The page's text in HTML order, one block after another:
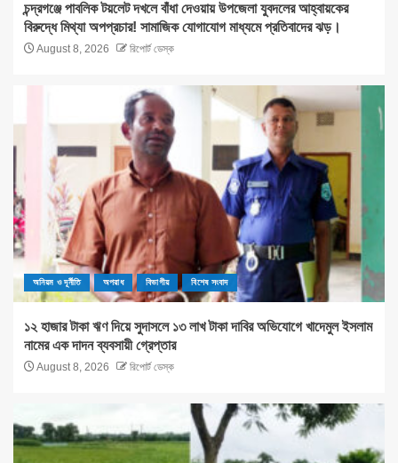
চন্দ্রগঞ্জে পাবলিক টয়লেট দখলে বাঁধা দেওয়ায় উপজেলা যুবদলের আহ্বায়কের
বিরুদ্ধে মিথ্যা অপপ্রচার! সামাজিক যোগাযোগ মাধ্যমে প্রতিবাদের ঝড়।
August 8, 2026 রিপোর্ট ডেস্ক
অনিয়ম ও দূর্নীতি অপরাধ বিভাগীয় বিশেষ সংবাদ
১২ হাজার টাকা ঋণ দিয়ে সুদাসলে ১৩ লাখ টাকা দাবির অভিযোগে খাদেমুল ইসলাম
নামের এক দাদন ব্যবসায়ী গ্রেপ্তার
August 8, 2026 রিপোর্ট ডেস্ক